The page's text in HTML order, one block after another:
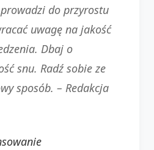
do przyrostu
uwagę na jakość
Dbaj o
snu. Radź sobie ze
sposób. – Redakcja